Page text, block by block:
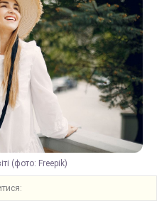
(фото: Freepik)